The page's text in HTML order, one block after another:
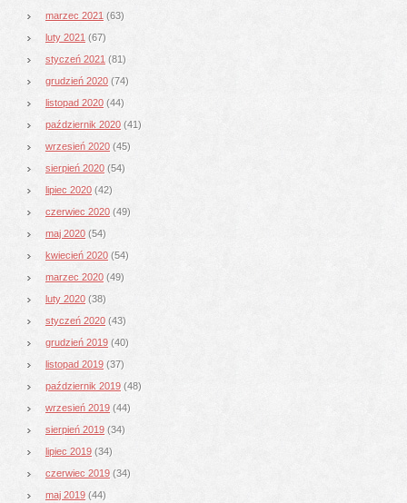
marzec 2021 (63)
luty 2021 (67)
styczeń 2021 (81)
grudzień 2020 (74)
listopad 2020 (44)
październik 2020 (41)
wrzesień 2020 (45)
sierpień 2020 (54)
lipiec 2020 (42)
czerwiec 2020 (49)
maj 2020 (54)
kwiecień 2020 (54)
marzec 2020 (49)
luty 2020 (38)
styczeń 2020 (43)
grudzień 2019 (40)
listopad 2019 (37)
październik 2019 (48)
wrzesień 2019 (44)
sierpień 2019 (34)
lipiec 2019 (34)
czerwiec 2019 (34)
maj 2019 (44)